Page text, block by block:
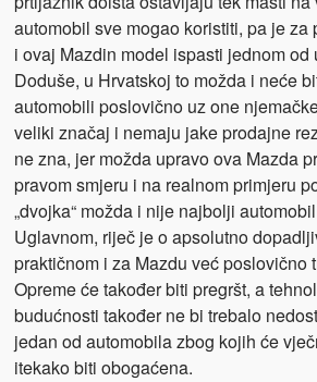
automobil sve mogao koristiti, pa je za
i ovaj Mazdin model ispasti jednom od
Doduše, u Hrvatskoj to možda i neće
automobili poslovično uz one
veliki značaj i nemaju jake prodajne
ne zna, jer možda upravo ova Mazda
pravom smjeru i na realnom primjeru
„dvojka“ možda i nije najbolji
Uglavnom, riječ je o apsolutno
praktičnom i za Mazdu već poslovično
Opreme će također biti pregršt, a
budućnosti također ne bi trebalo
jedan od automobila zbog kojih će
itekako biti obogaćena.